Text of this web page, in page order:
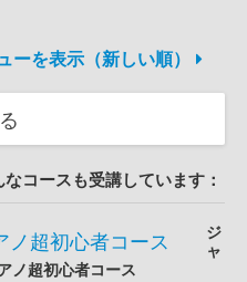
ーを表示（新しい順）
コースも受講しています：
ジ
ャ
ノ超初心者コース